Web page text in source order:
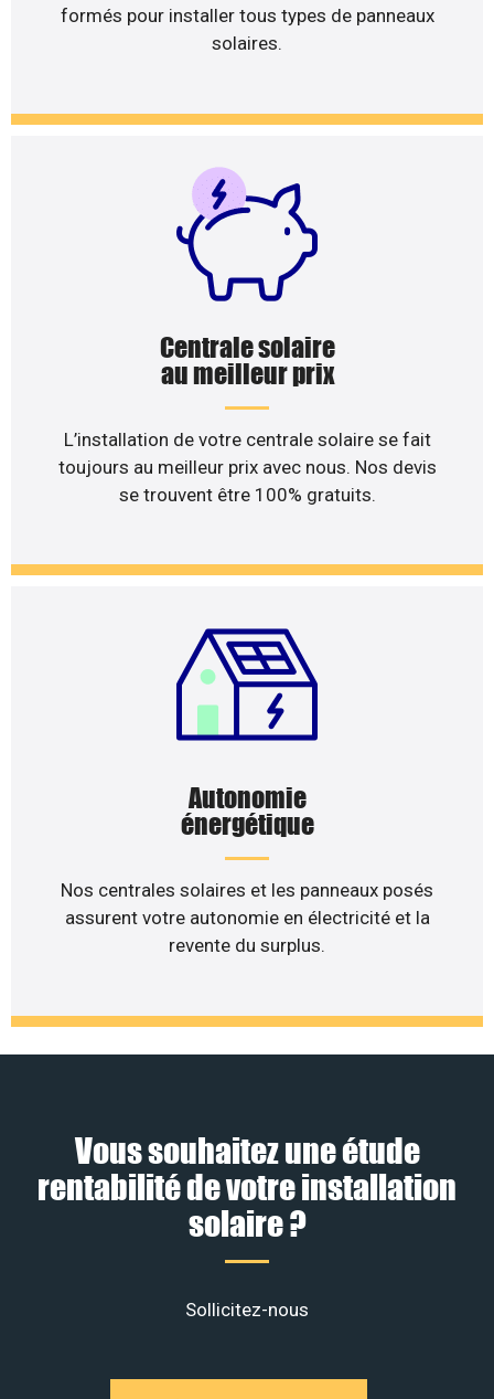
formés pour installer tous types de panneaux
solaires.
Centrale solaire
au meilleur prix
L’installation de votre centrale solaire se fait
toujours au meilleur prix avec nous. Nos devis
se trouvent être 100% gratuits.
Autonomie
énergétique
Nos centrales solaires et les panneaux posés
assurent votre autonomie en électricité et la
revente du surplus.
Vous souhaitez une étude
rentabilité de votre installation
solaire ?
Sollicitez-nous